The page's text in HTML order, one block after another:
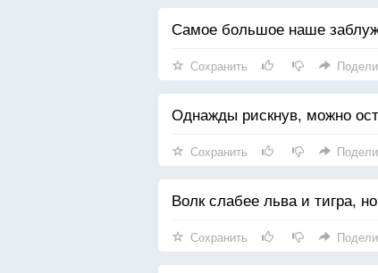
Самое большое наше
Сохранить
Однажды рискнув, можно
Сохранить
Волк слабее льва и тигра,
Сохранить